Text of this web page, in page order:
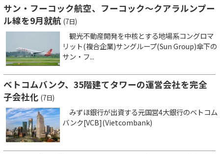
サン・フーコック航空、フーコック～クアラルンプー
ル線を9月就航 (7日)
観光不動産開発を中核とする地場系コングロマ
リット(複合企業)サングループ(Sun Group)傘下の
サン・フ...
ベトコムバンク、35階建てタワーの運営会社を完全
子会社化 (7日)
みずほ銀行が出資する元国営4大銀行のベトコム
バンク[VCB](Vietcombank)